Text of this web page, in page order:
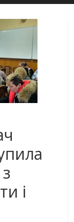
і